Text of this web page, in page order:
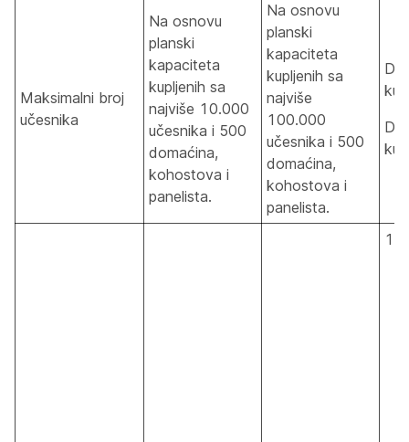
Maksimalni broj
učesnika
Na osnovu
planski
kapaciteta
kupljenih sa
najviše 10.000
učesnika i 500
domaćina,
kohostova i
panelista.
Na osnovu
planski
kapaciteta
kupljenih sa
najviše
100.000
učesnika i 500
domaćina,
kohostova i
panelista.